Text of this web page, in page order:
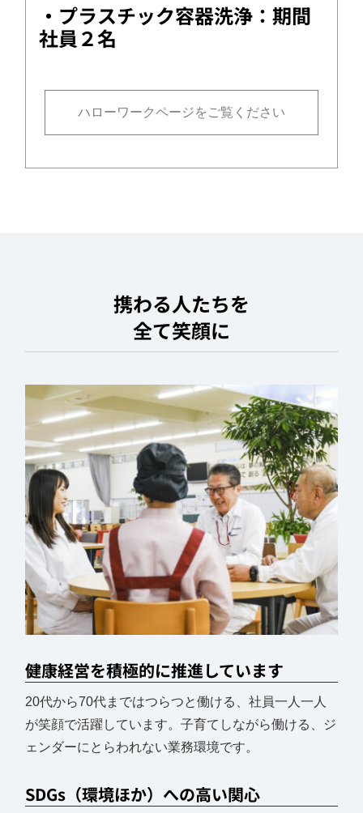
・プラスチック容器洗浄：期間
社員２名
ハローワークページをご覧ください
携わる人たちを
全て笑顔に
健康経営を積極的に推進しています
20代から70代まではつらつと働ける、社員一人一人
が笑顔で活躍しています。子育てしながら働ける、ジ
ェンダーにとらわれない業務環境です。
SDGs（環境ほか）への高い関心